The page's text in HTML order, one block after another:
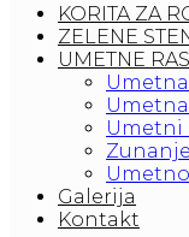
KORITA ZA
ZELENE
UMETNE
Umetni
Galerija
Kontakt